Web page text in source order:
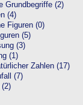
Grundbegriffe (2)
(4)
Figuren (0)
(5)
(3)
(1)
Zahlen (17)
(7)
(2)